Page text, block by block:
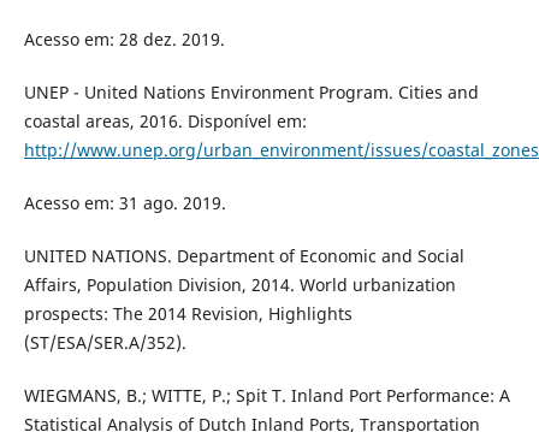
Acesso em: 28 dez. 2019.
UNEP - United Nations Environment Program. Cities and
coastal areas, 2016. Disponível em:
http://www.unep.org/urban_environment/issues/
Acesso em: 31 ago. 2019.
UNITED NATIONS. Department of Economic and Social
Affairs, Population Division, 2014. World urbanization
prospects: The 2014 Revision, Highlights
(ST/ESA/SER.A/352).
WIEGMANS, B.; WITTE, P.; Spit T. Inland Port Performance: A
Statistical Analysis of Dutch Inland Ports, Transportation